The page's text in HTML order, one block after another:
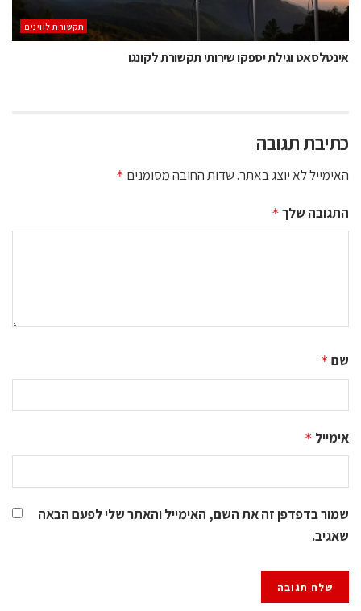
תקשורת לווינים
אינטלסאט וגילת יספקו שירותי תקשורת לקונגו
כתיבת תגובה
האימייל לא יוצג באתר.שדות החובה מסומנים *
התגובה שלך *
שם *
אימייל *
שמור בדפדפן זה את השם, האימייל והאתר שלי לפעם הבאה
שאגיב.